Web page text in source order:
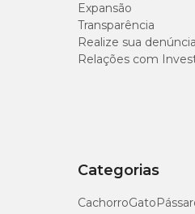
Expansão
Transparência
Realize sua denúncia
Relações com
Categorias
CachorroGato